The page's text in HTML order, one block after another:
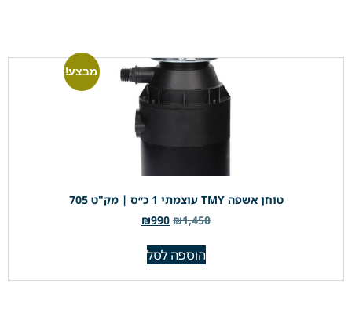
מבצע!
טוחן אשפה TMY עוצמתי 1 כ״ס | מק"ט 705
₪1,450
₪990
הוספה לסל